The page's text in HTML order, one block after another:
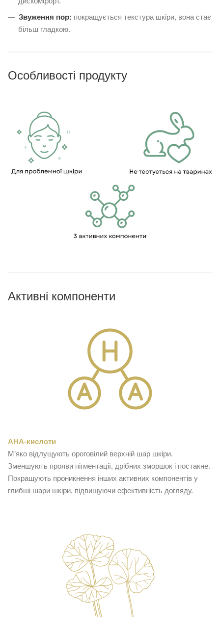
Звуження пор: покращується текстура шкіри, вона стає
більш гладкою.
Особливості продукту
Активні компоненти
АНА-кислоти
М’яко відлущують ороговілий верхній шар шкіри.
Зменшують прояви пігментації, дрібних зморшок і постакне.
Покращують проникнення інших активних компонентів у
глибші шари шкіри, підвищуючи ефективність догляду.